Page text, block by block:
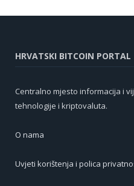
HRVATSKI BITCOIN PORTAL
Centralno mjesto informacija i
tehnologije i kriptovaluta.
O nama
Uvjeti korištenja i polica